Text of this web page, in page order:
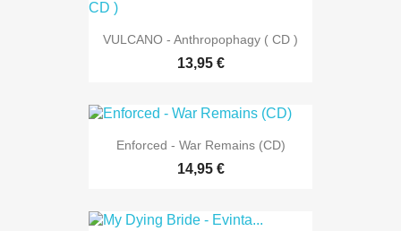
VULCANO - Anthropophagy ( CD )
13,95 €
Enforced - War Remains (CD)
14,95 €